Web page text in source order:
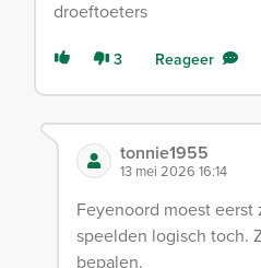
droeftoeters
3 Reageer
tonnie1955
13 mei 2026 16:14
Feyenoord moest
speelden logisch toch.
bepalen.